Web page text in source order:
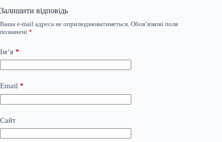
Залишити відповідь
Ваша e-mail адреса не оприлюднюватиметься. Обов’язкові поля
позначені *
Ім’я *
Email *
Сайт